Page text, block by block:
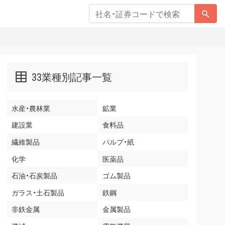
33業種別記事一覧
水産・農林業
鉱業
建設業
食料品
繊維製品
パルプ・紙
化学
医薬品
石油・石炭製品
ゴム製品
ガラス・土石製品
鉄鋼
非鉄金属
金属製品